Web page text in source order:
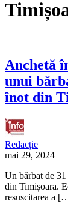
Anchetă
unui
înot din
Redacție
mai 29, 2024
Un bărbat de
din Timișoara.
resuscitarea a